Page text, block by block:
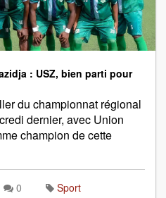
: USZ, bien parti pour
du championnat régional
dernier, avec Union
champion de cette
0 Sport